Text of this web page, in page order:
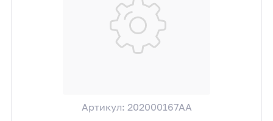
Артикул: 202000167AA